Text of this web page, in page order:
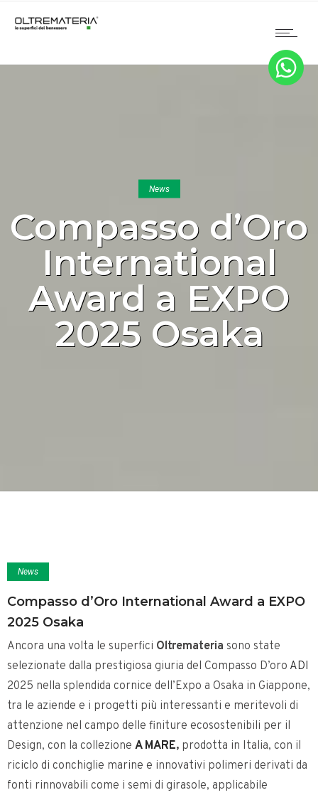
News
Compasso d’Oro
International
Award a EXPO
2025 Osaka
News
Compasso d’Oro International Award a EXPO
2025 Osaka
Ancora una volta le superfici Oltremateria sono state
selezionate dalla prestigiosa giuria del Compasso D’oro ADI
2025 nella splendida cornice dell’Expo a Osaka in Giappone,
tra le aziende e i progetti più interessanti e meritevoli di
attenzione nel campo delle finiture ecosostenibili per il
Design, con la collezione A MARE, prodotta in Italia, con il
riciclo di conchiglie marine e innovativi polimeri derivati da
fonti rinnovabili come i semi di girasole, applicabile